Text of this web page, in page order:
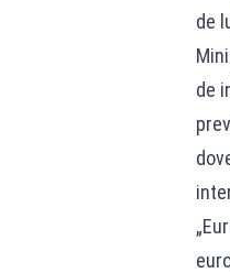
de
de